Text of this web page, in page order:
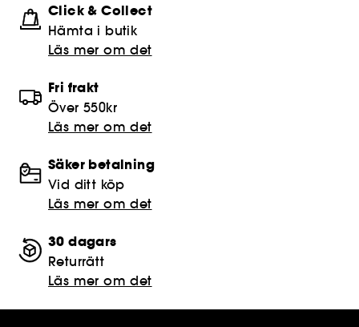
Click & Collect
Hämta i butik​
Läs mer om det
Fri frakt
Över 550kr
Läs mer om det
Säker betalning
Vid ditt köp
Läs mer om det
30 dagars
Returrätt
Läs mer om det